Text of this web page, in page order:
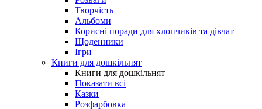
Творчість
Альбоми
Корисні поради для хлопчиків та дівчат
Щоденники
Ігри
Книги для дошкільнят
Книги для дошкільнят
Показати всі
Казки
Розфарбовка